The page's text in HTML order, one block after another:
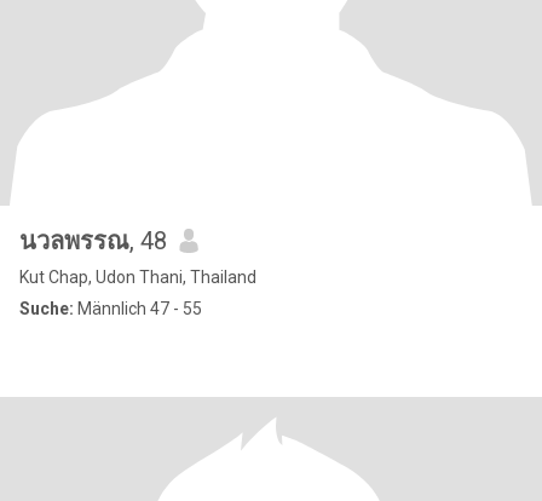
นวลพรรณ, 48
Kut Chap, Udon Thani, Thailand
Suche: Männlich 47 - 55